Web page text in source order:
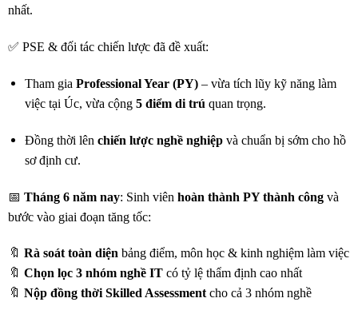
nhất.
✅ PSE & đối tác chiến lược đã đề xuất:
Tham gia Professional Year (PY)– vừa tích lũy kỹ năng làm
việc tại Úc, vừa cộng 5 điểm di trú quan trọng.
Đồng thời lên chiến lược nghề nghiệpvà chuẩn bị sớm cho hồ
sơ định cư.
📅 Tháng 6 năm nay: Sinh viên hoàn thành PY thành công và
bước vào giai đoạn tăng tốc:
🔖 Rà soát toàn diện bảng điểm, môn học & kinh nghiệm làm việc
🔖 Chọn lọc 3 nhóm nghề IT có tỷ lệ thẩm định cao nhất
🔖 Nộp đồng thời Skilled Assessment cho cả 3 nhóm nghề